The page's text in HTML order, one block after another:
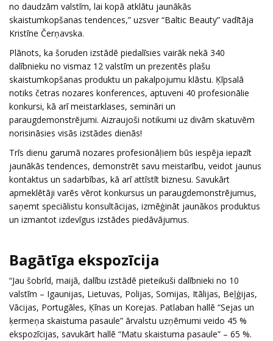
no daudzām valstīm, lai kopā atklātu jaunākās
skaistumkopšanas tendences,” uzsver “Baltic Beauty” vadītāja
Kristīne Čerņavska.
Plānots, ka šoruden izstādē piedalīsies vairāk nekā 340
dalībnieku no vismaz 12 valstīm un prezentēs plašu
skaistumkopšanas produktu un pakalpojumu klāstu. Ķīpsalā
notiks četras nozares konferences, aptuveni 40 profesionālie
konkursi, kā arī meistarklases, semināri un
paraugdemonstrējumi. Aizraujoši notikumi uz divām skatuvēm
norisināsies visās izstādes dienās!
Trīs dienu garumā nozares profesionāļiem būs iespēja iepazīt
jaunākās tendences, demonstrēt savu meistarību, veidot jaunus
kontaktus un sadarbības, kā arī attīstīt biznesu. Savukārt
apmeklētāji varēs vērot konkursus un paraugdemonstrējumus,
saņemt speciālistu konsultācijas, izmēģināt jaunākos produktus
un izmantot izdevīgus izstādes piedāvājumus.
Bagātīga ekspozīcija
“Jau šobrīd, maijā, dalību izstādē pieteikuši dalībnieki no 10
valstīm – Igaunijas, Lietuvas, Polijas, Somijas, Itālijas, Beļģijas,
Vācijas, Portugāles, Ķīnas un Korejas. Patlaban hallē “Sejas un
ķermeņa skaistuma pasaule” ārvalstu uzņēmumi veido 45 %
ekspozīcijas, savukārt hallē “Matu skaistuma pasaule” – 65 %.